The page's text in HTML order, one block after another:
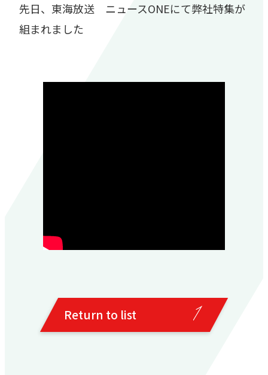
先日、東海放送 ニュースONEにて弊社特集が
組まれました
Return to list
Return to list